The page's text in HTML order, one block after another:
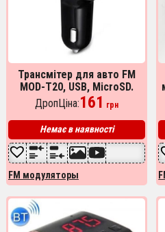
Трансмітер для авто FM
MOD-T20, USB, MicroSD.
Колір чорний
ДропЦіна:161 грн
Немає в наявності
FM модуляторы